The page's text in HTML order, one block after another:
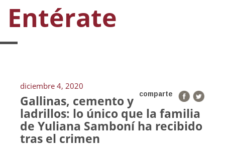
Entérate
diciembre 4, 2020
comparte
Gallinas, cemento y
ladrillos: lo único que la familia
de Yuliana Samboní ha recibido
tras el crimen